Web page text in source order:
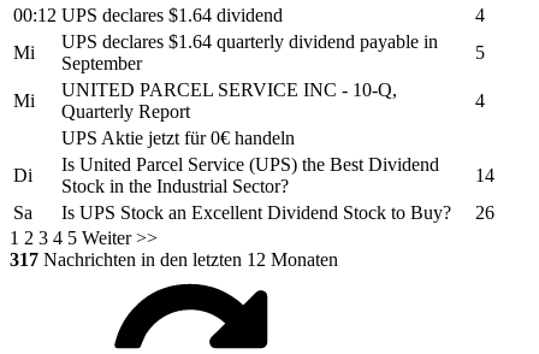
00:12 UPS declares $1.64 dividend
4
Mi
UPS declares $1.64 quarterly dividend payable in
September
5
Mi
UNITED PARCEL SERVICE INC - 10-Q,
Quarterly Report
4
UPS Aktie jetzt für 0€ handeln
Di
Is United Parcel Service (UPS) the Best Dividend
Stock in the Industrial Sector?
14
Sa
Is UPS Stock an Excellent Dividend Stock to Buy?
26
1 2 3 4 5 Weiter >>
317 Nachrichten in den letzten 12 Monaten